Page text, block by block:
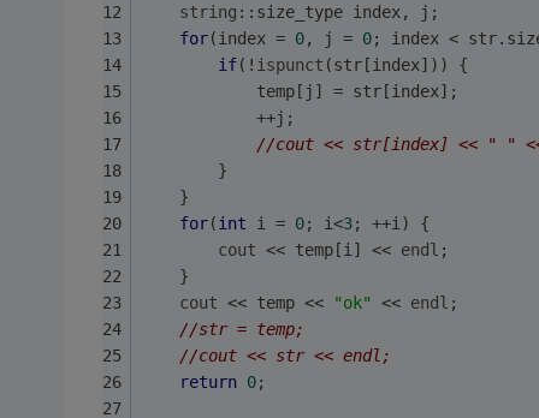
string ::size_type index, j;
for(index = 0, j = 0; index <
if(! ispunct (str[index])) {
            temp[j] = str[index];
            ++j;
//cout << str[index] << " "
        }
    }
for(int i = 0; i<3; ++i) {
cout << temp[i] << endl ;
    }
cout << temp << "ok" << endl ;
//str = temp;
//cout << str << endl;
return 0;